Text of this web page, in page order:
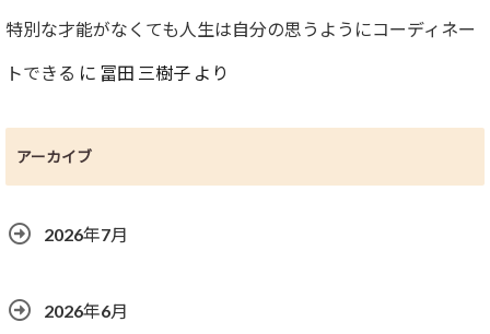
特別な才能がなくても人生は自分の思うようにコーディネー
トできる に 冨田 三樹子 より
アーカイブ
2026年7月
2026年6月